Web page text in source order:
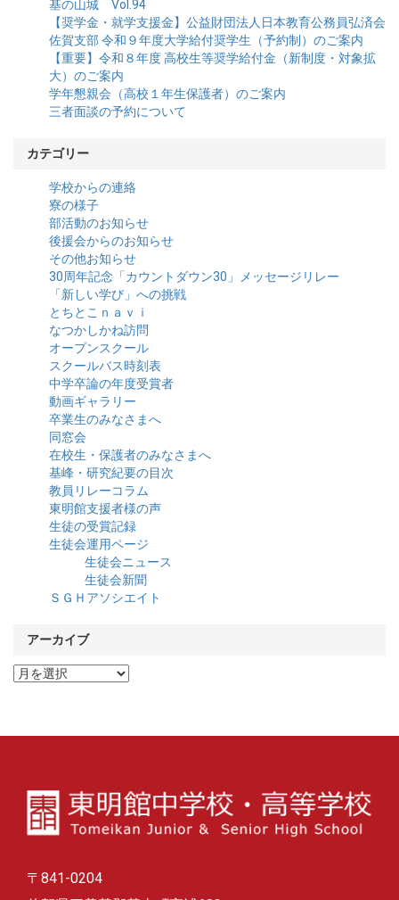
基の山城 Vol.94
【奨学金・就学支援金】公益財団法人日本教育公務員弘済会
佐賀支部 令和９年度大学給付奨学生（予約制）のご案内
【重要】令和８年度 高校生等奨学給付金（新制度・対象拡
大）のご案内
学年懇親会（高校１年生保護者）のご案内
三者面談の予約について
カテゴリー
学校からの連絡
寮の様子
部活動のお知らせ
後援会からのお知らせ
その他お知らせ
30周年記念「カウントダウン30」メッセージリレー
「新しい学び」への挑戦
とちとこｎａｖｉ
なつかしかね訪問
オープンスクール
スクールバス時刻表
中学卒論の年度受賞者
動画ギャラリー
卒業生のみなさまへ
同窓会
在校生・保護者のみなさまへ
基峰・研究紀要の目次
教員リレーコラム
東明館支援者様の声
生徒の受賞記録
生徒会運用ページ
生徒会ニュース
生徒会新聞
ＳＧＨアソシエイト
アーカイブ
ア
〒841-0204